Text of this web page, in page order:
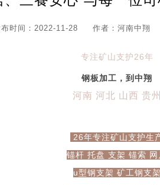
时间：2022-11-28 作者：河南中翔
专注矿山支护26年
钢板加工，到中翔
河南 河北 山西 贵州
26年专注矿山支护生
锚杆 托盘 支架 锚索 网
u型钢支架 矿工钢支架